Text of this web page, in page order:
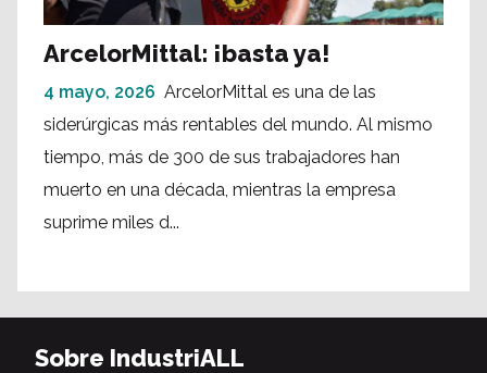
ArcelorMittal: ¡basta ya!
4 mayo, 2026 ArcelorMittal es una de las
siderúrgicas más rentables del mundo. Al mismo
tiempo, más de 300 de sus trabajadores han
muerto en una década, mientras la empresa
suprime miles d...
Sobre IndustriALL